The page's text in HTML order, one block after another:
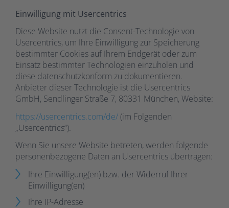
Einwilligung mit Usercentrics
Diese Website nutzt die Consent-Technologie von
Usercentrics, um Ihre Einwilligung zur Speicherung
bestimmter Cookies auf Ihrem Endgerät oder zum
Einsatz bestimmter Technologien einzuholen und
diese datenschutzkonform zu dokumentieren.
Anbieter dieser Technologie ist die Usercentrics
GmbH, Sendlinger Straße 7, 80331 München, Website:
https://usercentrics.com/de/(im Folgenden
„Usercentrics“).
Wenn Sie unsere Website betreten, werden folgende
personenbezogene Daten an Usercentrics übertragen:
Ihre Einwilligung(en) bzw. der Widerruf Ihrer
Einwilligung(en)
Ihre IP-Adresse